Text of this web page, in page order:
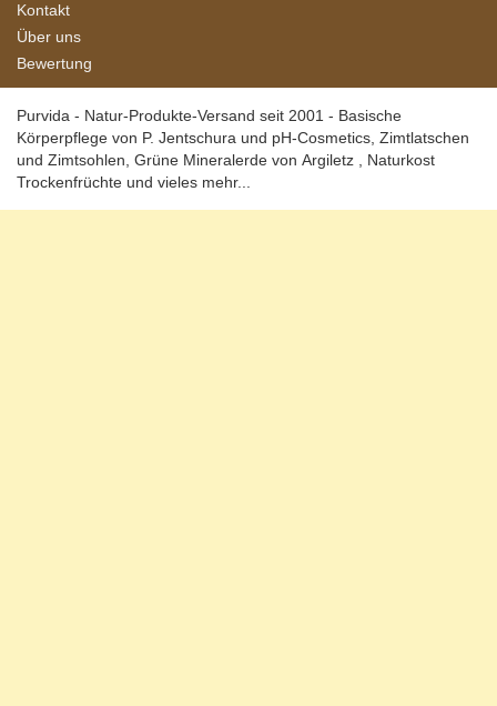
Kontakt
Über uns
Bewertung
Purvida - Natur-Produkte-Versand seit 2001 - Basische
Körperpflege von P. Jentschura und pH-Cosmetics, Zimtlatschen
und Zimtsohlen, Grüne Mineralerde von Argiletz , Naturkost
Trockenfrüchte und vieles mehr...